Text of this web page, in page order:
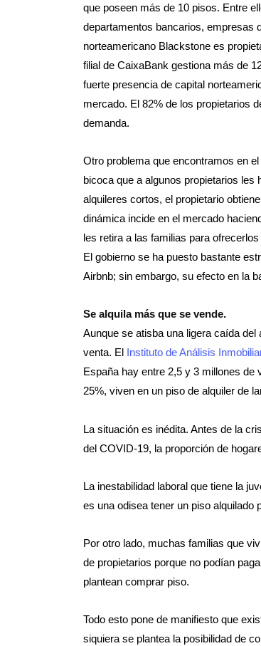
que poseen más de 10 pisos. Entre
departamentos bancarios, empresas
norteamericano Blackstone es
filial de CaixaBank gestiona más de
fuerte presencia de capital
mercado. El 82% de los propietarios
demanda.
Otro problema que encontramos en
bicoca que a algunos propietarios les
alquileres cortos, el propietario
dinámica incide en el mercado
les retira a las familias para
El gobierno se ha puesto bastante
Airbnb; sin embargo, su efecto en la
Se alquila más que se vende.
Aunque se atisba una ligera caída
venta. El
Instituto de Análisis
España hay entre 2,5 y 3 millones
25%, viven en un piso de alquiler de
La situación es inédita. Antes de la
del COVID-19, la proporción de
La inestabilidad laboral que tiene la
es una odisea tener un piso alquilado
Por otro lado, muchas familias que
de propietarios porque no podían
plantean comprar piso.
Todo esto pone de manifiesto que
siquiera se plantea la posibilidad de